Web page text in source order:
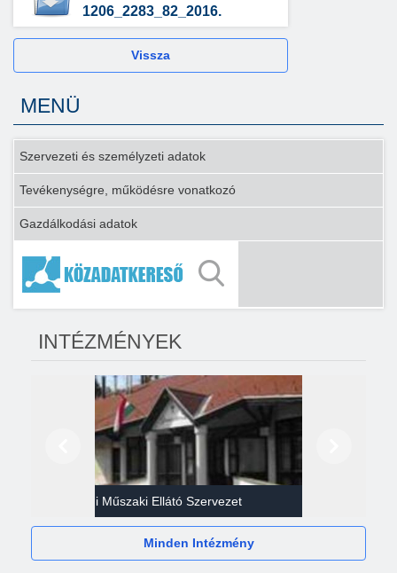
1206_2283_82_2016.
Vissza
MENÜ
Szervezeti és személyzeti adatok
Tevékenységre, működésre vonatkozó
Gazdálkodási adatok
INTÉZMÉNYEK
Gazdasági Műszaki Ellátó Szervezet
Minden Intézmény